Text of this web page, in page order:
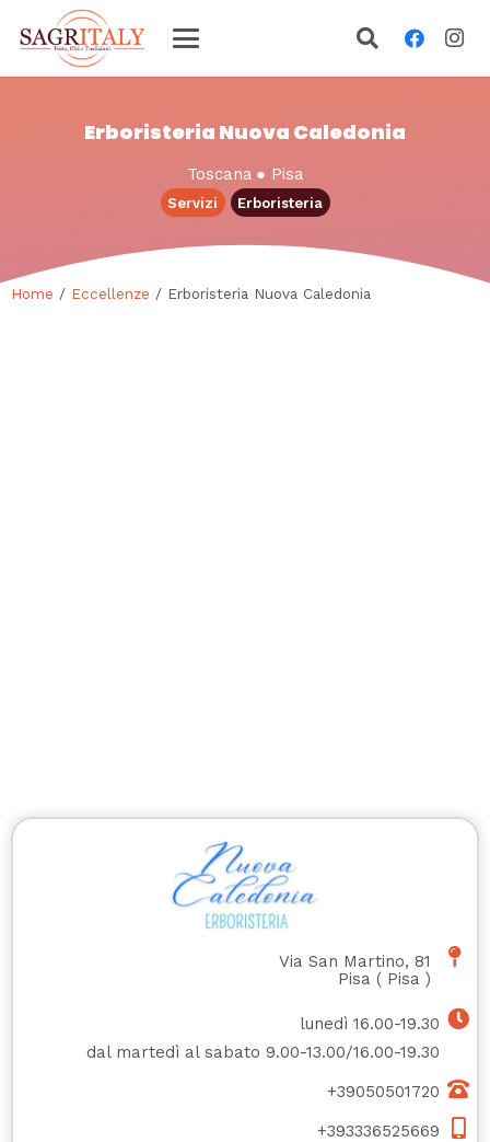
Erboristeria Nuova Caledonia
Toscana ● Pisa
Servizi Erboristeria
Home / Eccellenze / Erboristeria Nuova Caledonia
Via San Martino, 81
Pisa ( Pisa )
lunedì 16.00-19.30
dal martedì al sabato 9.00-13.00/16.00-19.30
+39050501720
+393336525669